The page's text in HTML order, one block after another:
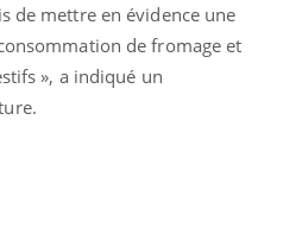
de mettre en évidence une
de fromage et
», a indiqué un